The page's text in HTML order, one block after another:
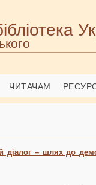
ЧИТАЧАМ
діалог – шлях до